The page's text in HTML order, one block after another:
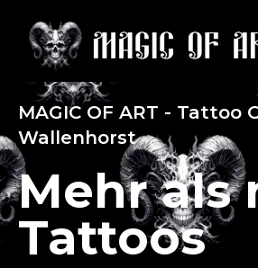
MAGIC OF ART - Tattoo
Wallenhorst
Mehr als
Tattoos